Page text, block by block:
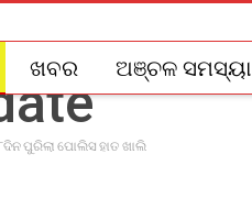
ଖବର ଅଞ୍ଚଳ ସମସ୍ୟା
ପୁରିଲା ପୋଲିସ ହାତ ଖାଲି